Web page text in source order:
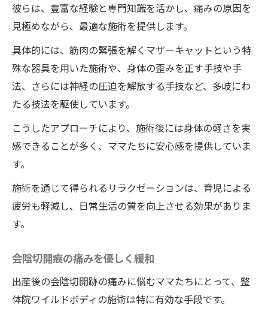
彼らは、豊富な経験と専門知識を活かし、痛みの原因を
見極めながら、最適な施術を提供します。
具体的には、筋肉の緊張を解くマザーキャットという特
殊な器具を用いた施術や、身体の歪みを正す手技や手
法、さらには神経の圧迫を解放する手技など、多岐にわ
たる技法を駆使しています。
こうしたアプローチにより、施術後には身体の軽さを実
感できることが多く、ママたちに安心感を提供していま
す。
施術を通じて得られるリラクゼーションは、育児による
疲労も軽減し、日常生活の質を向上させる効果がありま
す。
会陰切開痕の痛みを優しく緩和
出産後の会陰切開跡の痛みに悩むママたちにとって、整
体院ワイルドボディの施術は特に有効な手段です。